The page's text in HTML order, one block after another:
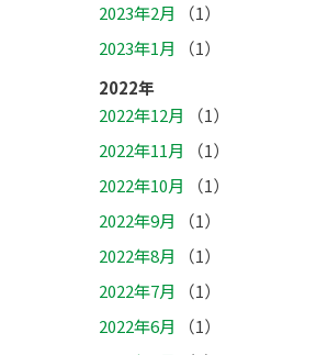
2023年2月
（1）
2023年1月
（1）
2022年
2022年12月
（1）
2022年11月
（1）
2022年10月
（1）
2022年9月
（1）
2022年8月
（1）
2022年7月
（1）
2022年6月
（1）